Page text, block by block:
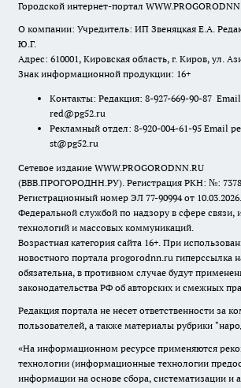
Городской интернет-портал
О компании: Учредитель: ИП Звеняцкая Е.А.
Ю.Г.
Адрес: 610001, Кировская область, г. Киров, ул.
Знак информационной продукции: 16+
Контакты: Редакция: 8-927-669-90-87
red@pg52.ru
Рекламный отдел: 8-920-004-61-95 Email
st@pg52.ru
Сетевое издание WWW.PROGORODNN.RU
(ВВВ.ПРОГОРОДНН.РУ). Регистрация РКН: №:
Регистрационный номер ЭЛ 77-90994 от
Федеральной службой по надзору в сфере
технологий и массовых коммуникаций.
Возрастная категория сайта 16+. При
новостного портала progorodnn.ru гиперссылка
обязательна, в противном случае будут
законодательства РФ об авторских и смежных
Редакция портала не несет ответственности за
пользователей, а также материалы рубрики
«На информационном ресурсе применяются
технологии (информационные технологии
информации на основе сбора, систематизации и